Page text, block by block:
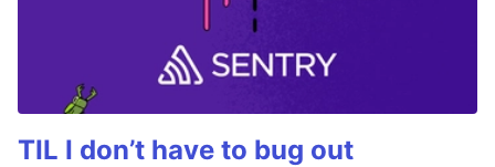
TIL I don’t have to bug out